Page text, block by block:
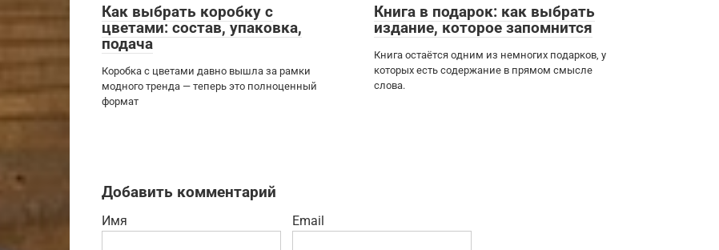
Как выбрать коробку с
цветами: состав, упаковка,
подача
Коробка с цветами давно вышла за рамки
модного тренда — теперь это полноценный
формат
Книга в подарок: как выбрать
издание, которое запомнится
Книга остаётся одним из немногих подарков, у
которых есть содержание в прямом смысле
слова.
Добавить комментарий
Имя Email